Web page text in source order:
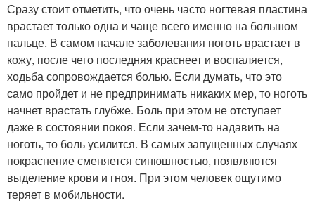
Сразу стоит отметить, что очень часто ногтевая пластина
врастает только одна и чаще всего именно на большом
пальце. В самом начале заболевания ноготь врастает в
кожу, после чего последняя краснеет и воспаляется,
ходьба сопровождается болью. Если думать, что это
само пройдет и не предпринимать никаких мер, то ноготь
начнет врастать глубже. Боль при этом не отступает
даже в состоянии покоя. Если зачем-то надавить на
ноготь, то боль усилится. В самых запущенных случаях
покраснение сменяется синюшностью, появляются
выделение крови и гноя. При этом человек ощутимо
теряет в мобильности.